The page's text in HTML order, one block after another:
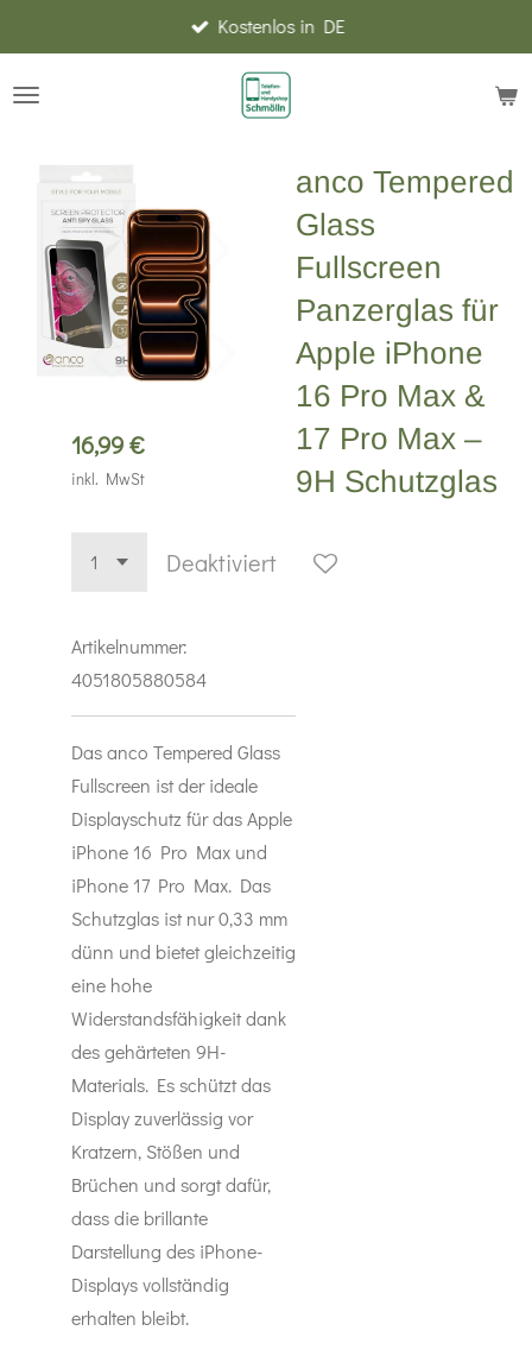
Hauptinhalt
springen
Kostenlos in DE
anco Tempered
Glass
Fullscreen
Panzerglas für
Apple iPhone
16 Pro Max &
17 Pro Max –
9H Schutzglas
16,99 €
inkl. MwSt
Deaktiviert
Artikelnummer:
4051805880584
Das anco Tempered Glass
Fullscreen ist der ideale
Displayschutz für das Apple
iPhone 16 Pro Max und
iPhone 17 Pro Max. Das
Schutzglas ist nur 0,33 mm
dünn und bietet gleichzeitig
eine hohe
Widerstandsfähigkeit dank
des gehärteten 9H-
Materials. Es schützt das
Display zuverlässig vor
Kratzern, Stößen und
Brüchen und sorgt dafür,
dass die brillante
Darstellung des iPhone-
Displays vollständig
erhalten bleibt.